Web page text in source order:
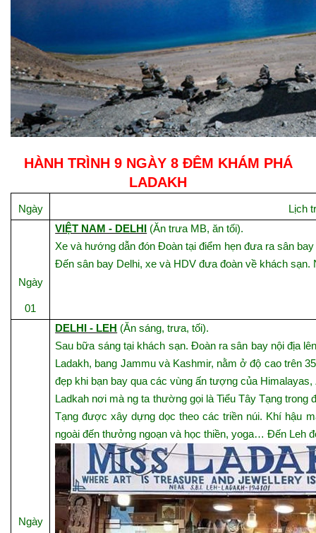
HÀNH TRÌNH 9 NGÀY 8 ĐÊM KHÁM PHÁ
LADAKH
Ngày Lịch
Ngày
01
VIỆT NAM - DELHI (Ăn trưa MB, ăn tối).
Xe và hướng dẫn đón Đoàn tại điểm hẹn đưa ra sân
Đến sân bay Delhi, xe và HDV đưa đoàn về khách sạn.
Ngày
DELHI - LEH (Ăn sáng, trưa, tối).
Sau bữa sáng tại khách sạn. Đoàn ra sân bay nội địa
Ladakh, bang Jammu và Kashmir, nằm ở độ cao trên
đẹp khi bạn bay qua các vùng ấn tượng của
Ladkah nơi mà ng ta thường gọi là Tiểu Tây Tạng
Tạng được xây dựng dọc theo các triền núi. Khí hậu
ngoài đến thưởng ngoạn và học thiền, yoga… Đến Leh